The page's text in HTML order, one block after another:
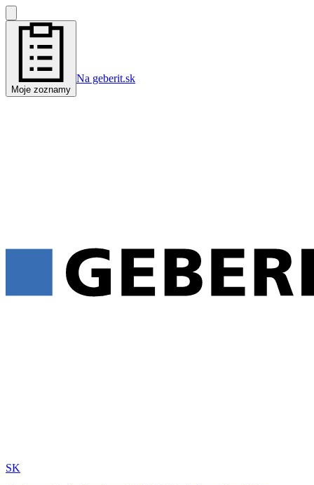
Moje zoznamy
Na geberit.sk
SK